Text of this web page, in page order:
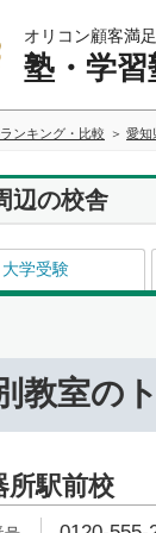
オリコン顧客満
塾・学習
ンキング・比較 愛知
辺の校舎
大学受験
教室の
所駅前校